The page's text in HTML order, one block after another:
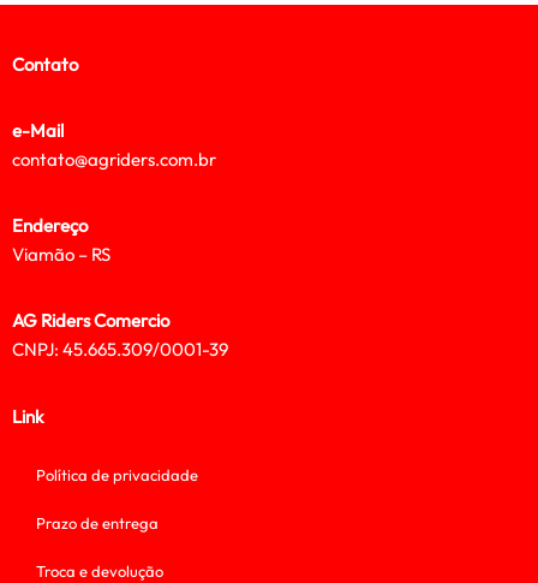
Contato
e-Mail
contato@agriders.com.br
Endereço
Viamão – RS
AG Riders Comercio
CNPJ: 45.665.309/0001-39
Link
Política de privacidade
Prazo de entrega
Troca e devolução